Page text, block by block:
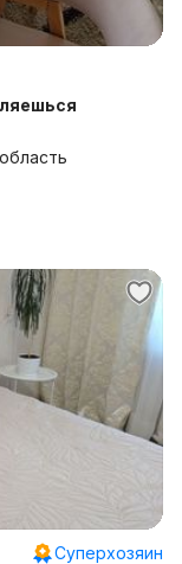
Суперхозяин